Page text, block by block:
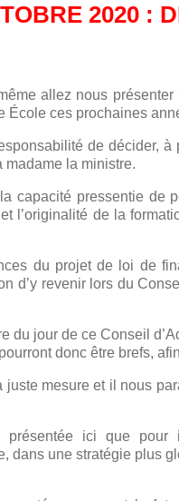
2020 :
allez nous
École ces prochaines
de décider,
madame la ministre.
capacité pressentie
l’originalité de la
du projet de loi de
d’y revenir lors du
du jour de ce Conseil
donc être brefs,
juste mesure et il nous
présentée ici que
dans une stratégie plus